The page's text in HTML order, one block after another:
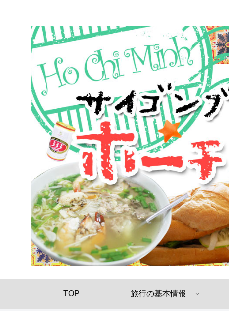
TOP 旅行の基本情報